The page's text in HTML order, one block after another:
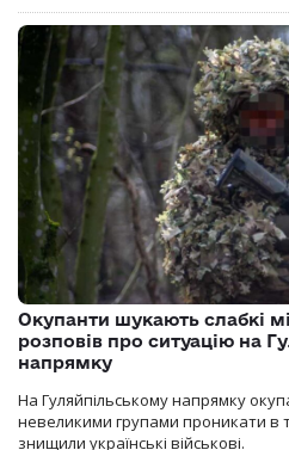
Окупанти шукають слабкі
розповів про ситуацію на
напрямку
На Гуляйпільському напрямку
невеликими групами проникати в
знищили українські військові.